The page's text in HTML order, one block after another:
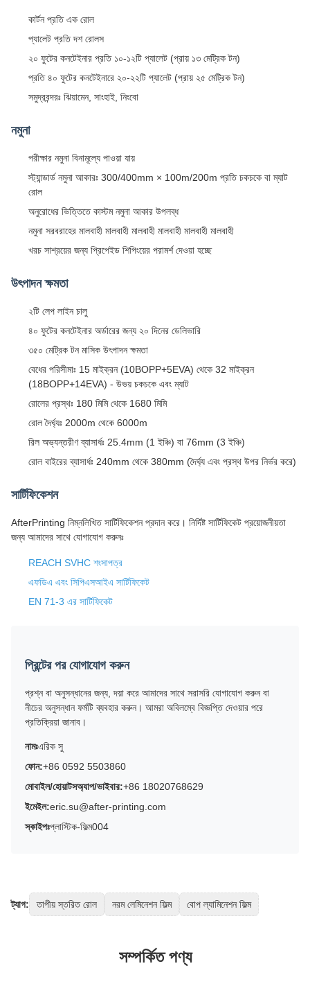
কার্টন প্রতি এক রোল
প্যালেট প্রতি দশ রোলস
২০ ফুটের কনটেইনার প্রতি ১০-১২টি প্যালেট (প্রায় ১৩ মেট্রিক টন)
প্রতি ৪০ ফুটের কনটেইনারে ২০-২২টি প্যালেট (প্রায় ২৫ মেট্রিক টন)
সমুদ্রবন্দরঃ ঝিয়ামেন, সাংহাই, নিংবো
নমুনা
পরীক্ষার নমুনা বিনামূল্যে পাওয়া যায়
স্ট্যান্ডার্ড নমুনা আকারঃ 300/400mm × 100m/200m প্রতি চকচকে বা ম্যাট
রোল
অনুরোধের ভিত্তিতে কাস্টম নমুনা আকার উপলব্ধ
নমুনা সরবরাহের মালবাহী মালবাহী মালবাহী মালবাহী মালবাহী মালবাহী
খরচ সাশ্রয়ের জন্য প্রিপেইড শিপিংয়ের পরামর্শ দেওয়া হচ্ছে
উৎপাদন ক্ষমতা
২টি লেপ লাইন চালু
৪০ ফুটের কনটেইনার অর্ডারের জন্য ২০ দিনের ডেলিভারি
৩৫০ মেট্রিক টন মাসিক উৎপাদন ক্ষমতা
বেধের পরিসীমাঃ 15 মাইক্রন (10BOPP+5EVA) থেকে 32 মাইক্রন
(18BOPP+14EVA) - উভয় চকচকে এবং ম্যাট
রোলের প্রস্থঃ 180 মিমি থেকে 1680 মিমি
রোল দৈর্ঘ্যঃ 2000m থেকে 6000m
রিল অভ্যন্তরীণ ব্যাসার্ধঃ 25.4mm (1 ইঞ্চি) বা 76mm (3 ইঞ্চি)
রোল বাইরের ব্যাসার্ধঃ 240mm থেকে 380mm (দৈর্ঘ্য এবং প্রস্থ উপর নির্ভর করে)
সার্টিফিকেশন
AfterPrinting নিম্নলিখিত সার্টিফিকেশন প্রদান করে। নির্দিষ্ট সার্টিফিকেট প্রয়োজনীয়তা
জন্য আমাদের সাথে যোগাযোগ করুনঃ
REACH SVHC শংসাপত্র
এফডিএ এবং সিপিএসআইএ সার্টিফিকেট
EN 71-3 এর সার্টিফিকেট
প্রিন্টের পর যোগাযোগ করুন
প্রশ্ন বা অনুসন্ধানের জন্য, দয়া করে আমাদের সাথে সরাসরি যোগাযোগ করুন বা
নীচের অনুসন্ধান ফর্মটি ব্যবহার করুন। আমরা অবিলম্বে বিজ্ঞপ্তি দেওয়ার পরে
প্রতিক্রিয়া জানাব।
নামঃএরিক সু
ফোন:+86 0592 5503860
মোবাইল/হোয়াটসঅ্যাপ/ভাইবার:+86 18020768629
ইমেইল:eric.su@after-printing.com
স্কাইপঃপ্লাস্টিক-ফিল্ম004
ট্যাগ: তাপীয় স্তরিত রোল নরম লেমিনেশন ফিল্ম বোপ ল্যামিনেশন ফিল্ম
সম্পর্কিত পণ্য